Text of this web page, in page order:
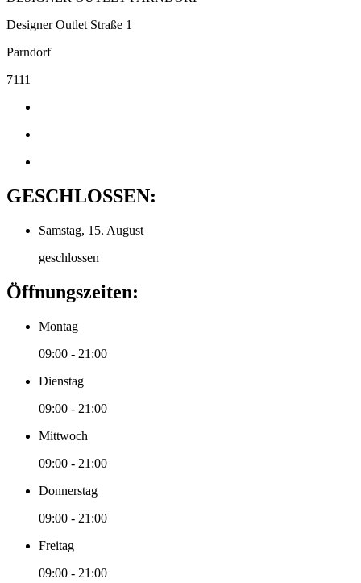
Designer Outlet Straße 1
Parndorf
7111
GESCHLOSSEN:
Samstag, 15. August
geschlossen
Öffnungszeiten:
Montag
09:00 - 21:00
Dienstag
09:00 - 21:00
Mittwoch
09:00 - 21:00
Donnerstag
09:00 - 21:00
Freitag
09:00 - 21:00